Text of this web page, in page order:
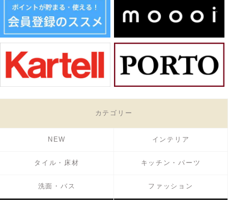
カテゴリー
NEW インテリア
タイル・床材 キッチン・パーツ
洗面・バス ファッション